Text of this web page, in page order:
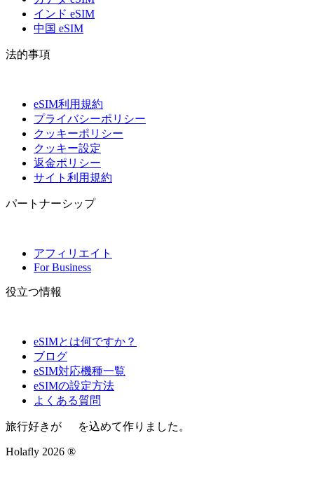
インド eSIM
中国 eSIM
法的事項
eSIM利用規約
プライバシーポリシー
クッキーポリシー
クッキー設定
返金ポリシー
サイト利用規約
パートナーシップ
アフィリエイト
For Business
役立つ情報
eSIMとは何ですか？
ブログ
eSIM対応機種一覧
eSIMの設定方法
よくある質問
旅行好きが を込めて作りました。
Holafly 2026 ®